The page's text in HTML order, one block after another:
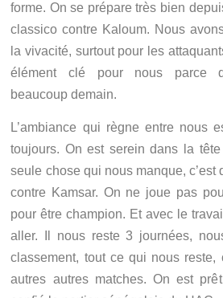
forme. On se prépare très bien
classico contre Kaloum. Nous
la vivacité, surtout pour les
élément clé pour nous parce
beaucoup demain.
L’ambiance qui règne entre nous
toujours. On est serein dans la
seule chose qui nous manque, c’est
contre Kamsar. On ne joue pas
pour être champion. Et avec le
aller. Il nous reste 3 journées,
classement, tout ce qui nous reste,
autres autres matches. On est